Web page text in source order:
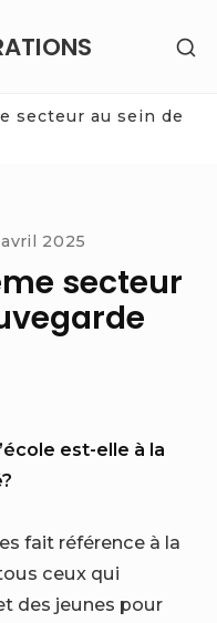
secteur au sein de
2025
secteur
est-elle à la
fait référence à la
ceux qui
des jeunes pour